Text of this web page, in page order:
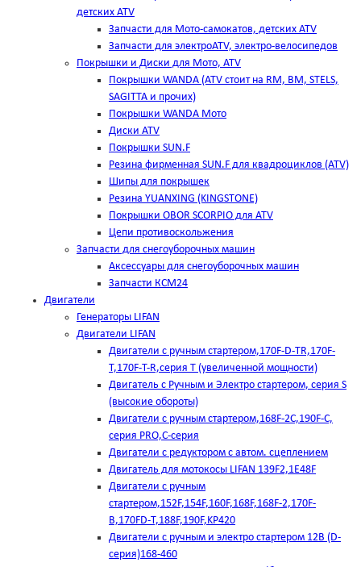
детских ATV
Запчасти для Мото-самокатов, детских ATV
Запчасти для электроATV, электро-велосипедов
Покрышки и Диски для Мото, ATV
Покрышки WANDA (АТV стоит на RM, BM, STELS,
SAGITTA и прочих)
Покрышки WANDA Мото
Диски ATV
Покрышки SUN.F
Резина фирменная SUN.F для квадроциклов (АТV)
Шипы для покрышек
Резина YUANXING (KINGSTONE)
Покрышки OBOR SCORPIO для ATV
Цепи противоскольжения
Запчасти для снегоуборочных машин
Аксессуары для снегоуборочных машин
Запчасти КСМ24
Двигатели
Генераторы LIFAN
Двигатели LIFAN
Двигатели с ручным стартером,170F-D-TR,170F-
T,170F-T-R,серия Т (увеличенной мощности)
Двигатель с Ручным и Электро стартером, серия S
(высокие обороты)
Двигатели с ручным стартером,168F-2C,190F-C,
серия PRO,C-серия
Двигатели с редуктором с автом. сцеплением
Двигатель для мотокосы LIFAN 139F2,1E48F
Двигатели с ручным
стартером,152F,154F,160F,168F,168F-2,170F-
B,170FD-T,188F,190F,KP420
Двигатели с ручным и электро стартером 12В (D-
серия)168-460